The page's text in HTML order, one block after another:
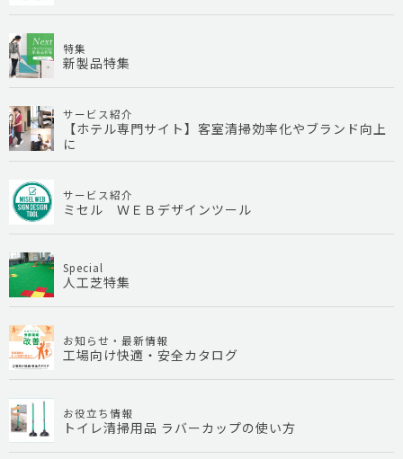
特集
新製品特集
サービス紹介
【ホテル専門サイト】客室清掃効率化やブランド向上
に
サービス紹介
ミセル ＷＥＢデザインツール
Special
人工芝特集
お知らせ・最新情報
工場向け快適・安全カタログ
お役立ち情報
トイレ清掃用品 ラバーカップの使い方